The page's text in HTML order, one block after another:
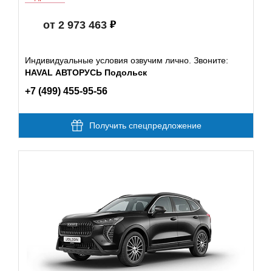
от 2 973 463
Индивидуальные условия озвучим лично. Звоните:
HAVAL АВТОРУСЬ Подольск
+7 (499) 455-95-56
Получить спецпредложение